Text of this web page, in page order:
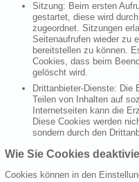
Sitzung: Beim ersten
gestartet, diese wird
zugeordnet. Sitzungen
Seitenaufrufen wieder zu
bereitstellen zu können.
Cookies, dass beim
gelöscht wird.
Drittanbieter-Dienste: Die
Teilen von Inhalten auf
Internetseiten kann die
Diese Cookies werden
sondern durch den
Wie Sie Cookies
Cookies können in den